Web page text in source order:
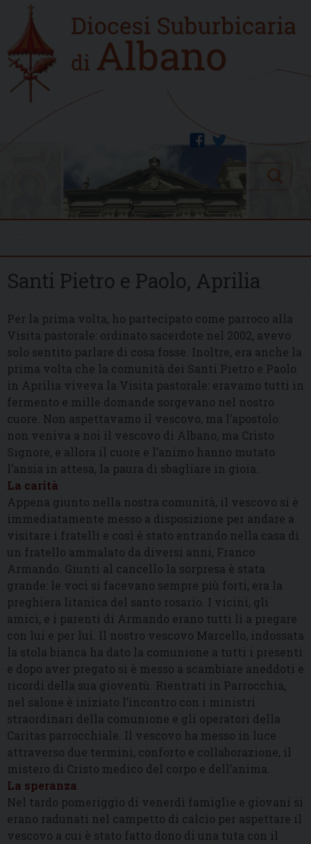
content
Home
new
twitter
facebook
Search
Santi Pietro e Paolo, Aprilia
Per la prima volta, ho partecipato come parroco alla
Visita pastorale: ordinato sacerdote nel 2002, avevo
solo sentito parlare di cosa fosse. Inoltre, era anche la
prima volta che la comunità dei Santi Pietro e Paolo
in Aprilia viveva la Visita pastorale: eravamo tutti in
fermento e mille domande sorgevano nel nostro
cuore. Non aspettavamo il vescovo, ma l’apostolo:
non veniva a noi il vescovo di Albano, ma Cristo
Signore, e allora il cuore e l’animo hanno mutato
l’ansia in attesa, la paura di sbagliare in gioia.
La carità
Appena giunto nella nostra comunità, il vescovo si è
immediatamente messo a disposizione per andare a
visitare i fratelli e così è stato entrando nella casa di
un fratello ammalato da diversi anni, Franco
Armando. Giunti al cancello la sorpresa è stata
grande: le voci si facevano sempre più forti, era la
preghiera litanica del santo rosario. I vicini, gli
amici, e i parenti di Armando erano tutti lì a pregare
con lui e per lui. Il nostro vescovo Marcello, indossata
la stola bianca ha dato la comunione a tutti i presenti
e dopo aver pregato si è messo a scambiare aneddoti e
ricordi della sua gioventù. Rientrati in Parrocchia,
nel salone è iniziato l’incontro con i ministri
straordinari della comunione e gli operatori della
Caritas parrocchiale. Il vescovo ha messo in luce
attraverso due termini, conforto e collaborazione, il
mistero di Cristo medico del corpo e dell’anima.
La speranza
Nel tardo pomeriggio di venerdì famiglie e giovani si
erano radunati nel campetto di calcio per aspettare il
vescovo a cui è stato fatto dono di una tuta con il